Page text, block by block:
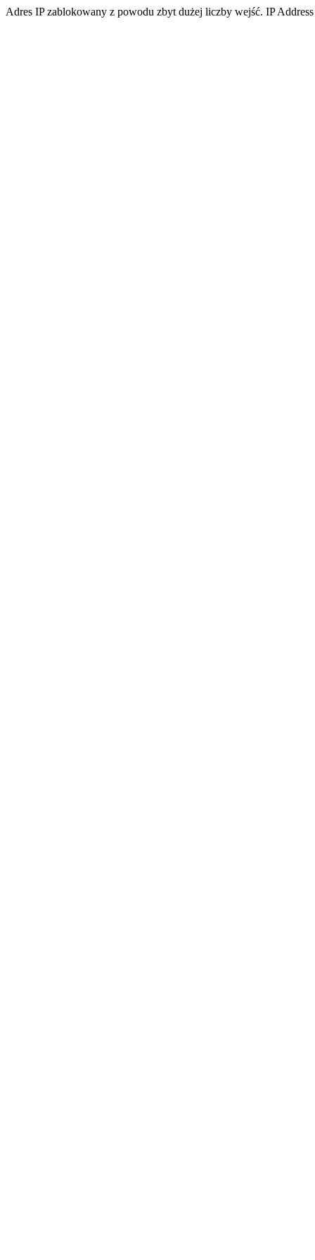
Adres IP zablokowany z powodu zbyt dużej liczby wejść. IP